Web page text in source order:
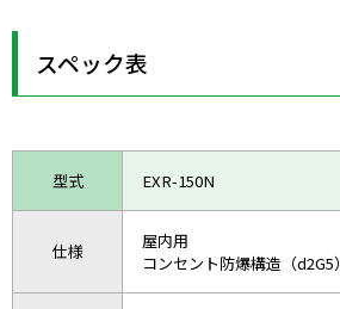
スペック表
型式 EXR-150N
仕様
屋内用
コンセント防爆構造（d2G5）